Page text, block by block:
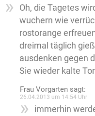
Oh, die Tagetes
wuchern wie
rostorange
dreimal täglich
ausdenken gegen
Sie wieder kalte
Frau Vorgarten sagt:
26.04.2013 um 14:54 Uhr
immerhin